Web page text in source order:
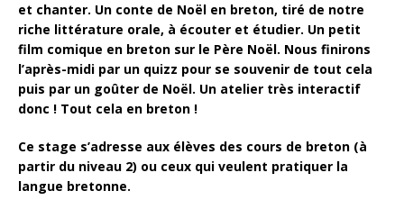
et chanter. Un conte de Noël en breton, tiré de notre
riche littérature orale, à écouter et étudier. Un petit
film comique en breton sur le Père Noël. Nous finirons
l’après-midi par un quizz pour se souvenir de tout cela
puis par un goûter de Noël. Un atelier très interactif
donc ! Tout cela en breton !
Ce stage s’adresse aux élèves des cours de breton (à
partir du niveau 2) ou ceux qui veulent pratiquer la
langue bretonne.